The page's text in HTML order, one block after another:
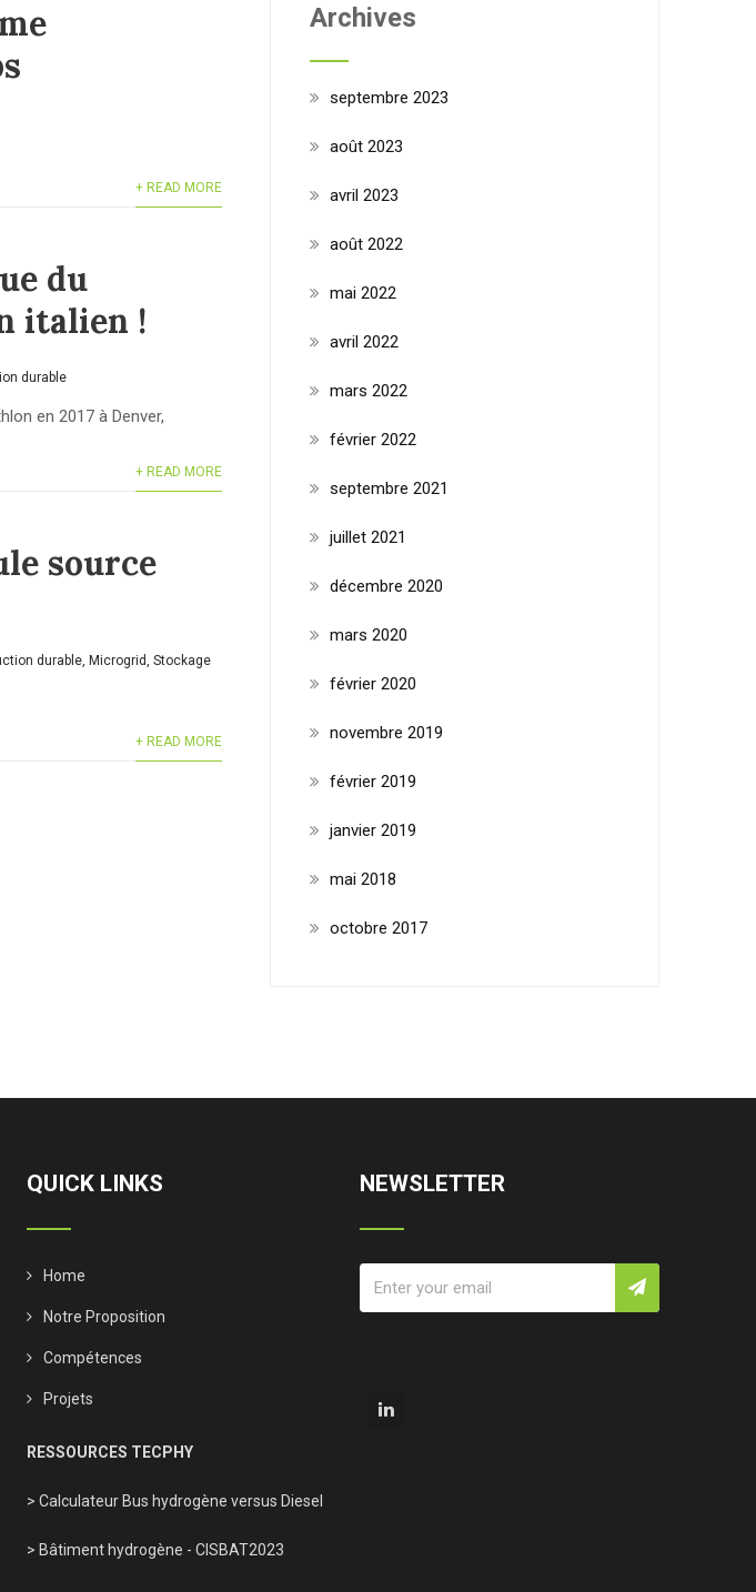
+ READ MORE
du
italien !
durable
en 2017 à Denver,
+ READ MORE
source
durable, Microgrid,Stockage
+ READ MORE
Archives
septembre 2023
août 2023
avril 2023
août 2022
mai 2022
avril 2022
mars 2022
février 2022
septembre 2021
juillet 2021
décembre 2020
mars 2020
février 2020
novembre 2019
février 2019
janvier 2019
mai 2018
octobre 2017
QUICK LINKS
Home
Notre Proposition
Compétences
Projets
RESSOURCES TECPHY
> Calculateur Bus hydrogène versus Diesel
> Bâtiment hydrogène - CISBAT2023
NEWSLETTER